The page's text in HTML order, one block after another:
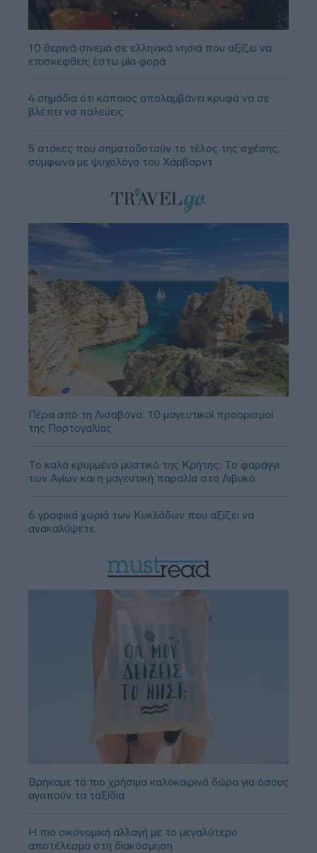
10 θερινά σινεμά σε ελληνικά νησιά που αξίζει να
επισκεφθείς έστω μία φορά
4 σημάδια ότι κάποιος απολαμβάνει κρυφά να σε
βλέπει να παλεύεις
5 ατάκες που σηματοδοτούν το τέλος της σχέσης,
σύμφωνα με ψυχολόγο του Χάρβαρντ
Πέρα από τη Λισαβόνα: 10 μαγευτικοί προορισμοί
της Πορτογαλίας
Το καλά κρυμμένο μυστικό της Κρήτης: Το φαράγγι
των Αγίων και η μαγευτική παραλία στο Λιβυκό
6 γραφικά χωριά των Κυκλάδων που αξίζει να
ανακαλύψετε
Βρήκαμε τα πιο χρήσιμα καλοκαιρινά δώρα για όσους
αγαπούν τα ταξίδια
Η πιο οικονομική αλλαγή με το μεγαλύτερο
αποτέλεσμα στη διακόσμηση